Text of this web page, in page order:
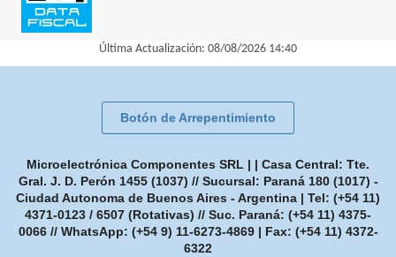
Última Actualización: 08/08/2026 14:40
Botón de Arrepentimiento
Microelectrónica Componentes SRL | | Casa Central: Tte.
Gral. J. D. Perón 1455 (1037) // Sucursal: Paraná 180 (1017) -
Ciudad Autonoma de Buenos Aires - Argentina | Tel: (+54 11)
4371-0123 / 6507 (Rotativas) // Suc. Paraná: (+54 11) 4375-
0066 // WhatsApp: (+54 9) 11-6273-4869| Fax: (+54 11) 4372-
6322